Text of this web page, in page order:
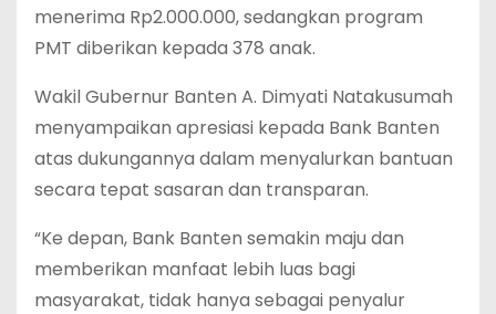
menerima Rp2.000.000, sedangkan program
PMT diberikan kepada 378 anak.
Wakil Gubernur Banten A. Dimyati Natakusumah
menyampaikan apresiasi kepada Bank Banten
atas dukungannya dalam menyalurkan bantuan
secara tepat sasaran dan transparan.
“Ke depan, Bank Banten semakin maju dan
memberikan manfaat lebih luas bagi
masyarakat, tidak hanya sebagai penyalur